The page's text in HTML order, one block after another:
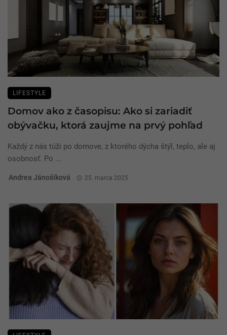
LIFESTYLE
Domov ako z časopisu: Ako si zariadiť
obývačku, ktorá zaujme na prvý pohľad
Každý z nás túži po domove, z ktorého dýcha štýl, teplo, ale aj
osobnosť. Po ...
Andrea Jánošíková 25. marca 2025